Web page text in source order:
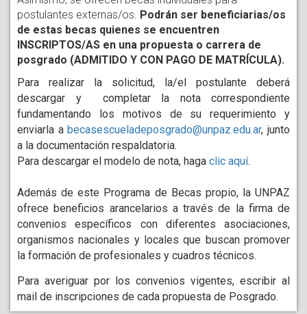
postulantes externas/os. Podrán ser beneficiarias/os
de estas becas quienes se encuentren
INSCRIPTOS/AS en una propuesta o carrera de
posgrado (ADMITIDO Y CON PAGO DE MATRÍCULA).
Para realizar la solicitud, la/el postulante deberá
descargar y  completar la nota correspondiente
fundamentando los motivos de su requerimiento y
enviarla a becasescueladeposgrado@unpaz.edu.ar, junto
a la documentación respaldatoria.
Para descargar el modelo de nota, haga clic aquí.
Además de este Programa de Becas propio, la UNPAZ
ofrece beneficios arancelarios a través de la firma de
convenios específicos con diferentes asociaciones,
organismos nacionales y locales que buscan promover
la formación de profesionales y cuadros técnicos.
Para averiguar por los convenios vigentes, escribir al
mail de inscripciones de cada propuesta de Posgrado.